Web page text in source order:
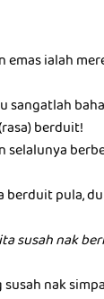
ialah
berduit!
selalunya
pula,
susah nak
nak